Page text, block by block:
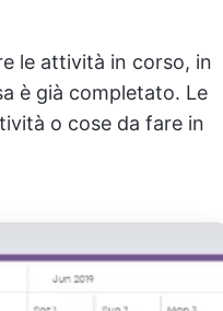
le attività in corso, in
è già completato. Le
o cose da fare in